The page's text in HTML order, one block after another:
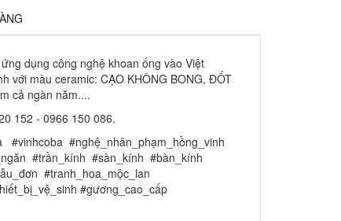
dụng công nghệ khoan ống vào Việt
với màu ceramic: CẠO KHÔNG BONG, ĐỐT
cả ngàn năm....
152 - 0966 150 086.
#nghệ_nhân_phạm_hồng_vinh
#trần_kính #sàn_kính #bàn_kính
#tranh_hoa_mộc_lan
#gương_cao_cấp